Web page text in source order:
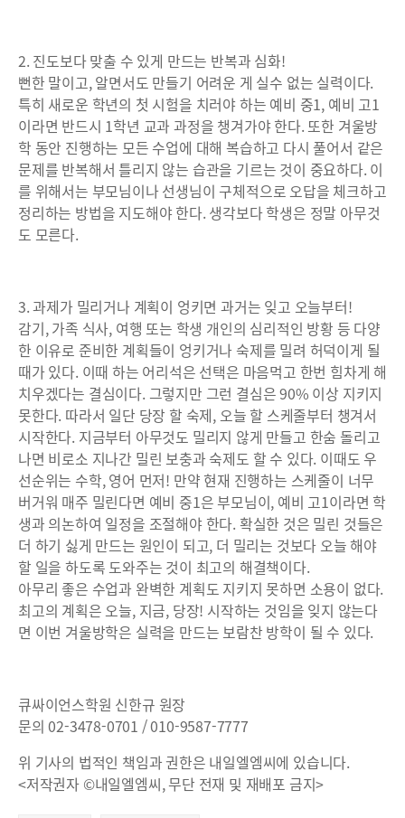
2. 진도보다 맞출 수 있게 만드는 반복과 심화!
뻔한 말이고, 알면서도 만들기 어려운 게 실수 없는 실력이다.
특히 새로운 학년의 첫 시험을 치러야 하는 예비 중1, 예비 고1
이라면 반드시 1학년 교과 과정을 챙겨가야 한다. 또한 겨울방
학 동안 진행하는 모든 수업에 대해 복습하고 다시 풀어서 같은
문제를 반복해서 틀리지 않는 습관을 기르는 것이 중요하다. 이
를 위해서는 부모님이나 선생님이 구체적으로 오답을 체크하고
정리하는 방법을 지도해야 한다. 생각보다 학생은 정말 아무것
도 모른다.
3. 과제가 밀리거나 계획이 엉키면 과거는 잊고 오늘부터!
감기, 가족 식사, 여행 또는 학생 개인의 심리적인 방황 등 다양
한 이유로 준비한 계획들이 엉키거나 숙제를 밀려 허덕이게 될
때가 있다. 이때 하는 어리석은 선택은 마음먹고 한번 힘차게 해
치우겠다는 결심이다. 그렇지만 그런 결심은 90% 이상 지키지
못한다. 따라서 일단 당장 할 숙제, 오늘 할 스케줄부터 챙겨서
시작한다. 지금부터 아무것도 밀리지 않게 만들고 한숨 돌리고
나면 비로소 지나간 밀린 보충과 숙제도 할 수 있다. 이때도 우
선순위는 수학, 영어 먼저! 만약 현재 진행하는 스케줄이 너무
버거워 매주 밀린다면 예비 중1은 부모님이, 예비 고1이라면 학
생과 의논하여 일정을 조절해야 한다. 확실한 것은 밀린 것들은
더 하기 싫게 만드는 원인이 되고, 더 밀리는 것보다 오늘 해야
할 일을 하도록 도와주는 것이 최고의 해결책이다.
아무리 좋은 수업과 완벽한 계획도 지키지 못하면 소용이 없다.
최고의 계획은 오늘, 지금, 당장! 시작하는 것임을 잊지 않는다
면 이번 겨울방학은 실력을 만드는 보람찬 방학이 될 수 있다.
큐싸이언스학원 신한규 원장
문의 02-3478-0701 / 010-9587-7777
위 기사의 법적인 책임과 권한은 내일엘엠씨에 있습니다.
<저작권자 ©내일엘엠씨, 무단 전재 및 재배포 금지>